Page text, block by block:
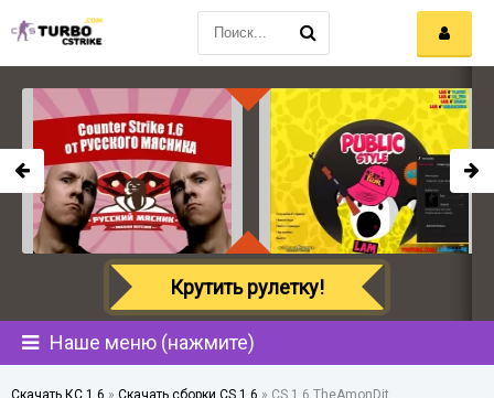
Наше меню (нажмите)
Скачать КС 1.6 » Скачать сборки CS 1.6 » CS 1.6 TheAmonDit
Крутить рулетку!